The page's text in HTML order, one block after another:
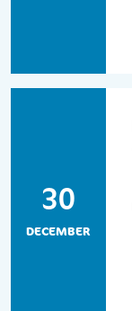
30
DECEMBER